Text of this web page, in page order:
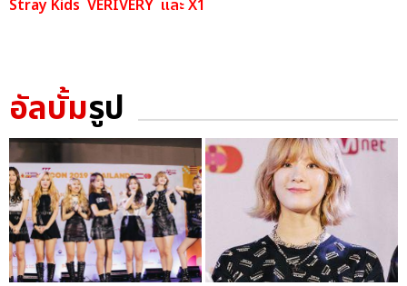
Stray Kids VERIVERY และ X1
อัลบั้มรูป